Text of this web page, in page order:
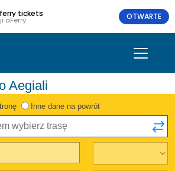
tickets
aFerry OTWARTE
Aegiali
Inne dane na powrót